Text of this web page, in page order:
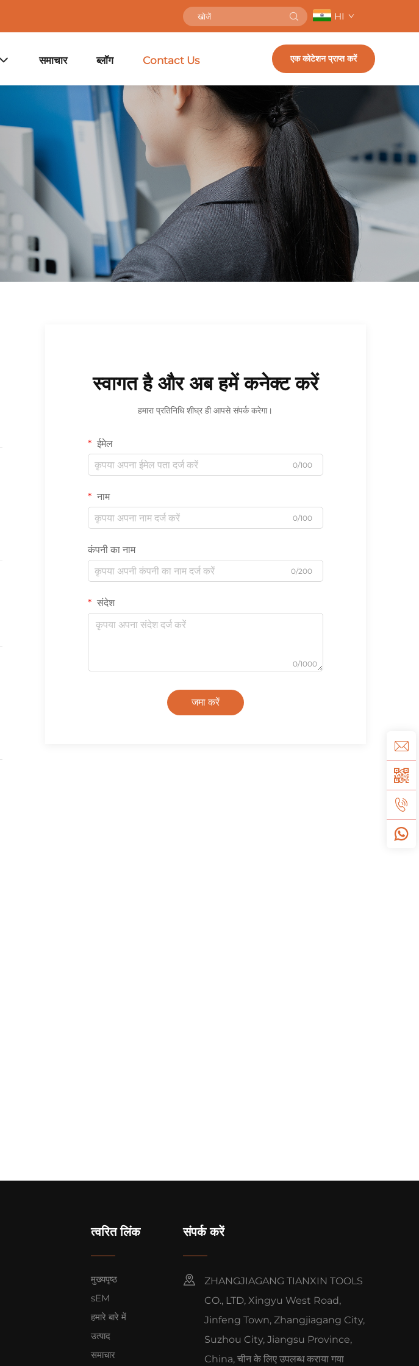
HI
समाचार ब्लॉग Contact Us एक कोटेशन प्राप्त करें
स्वागत है और अब हमें कनेक्ट करें
हमारा प्रतिनिधि शीघ्र ही आपसे संपर्क करेगा।
ईमेल
0/100
नाम
0/100
कंपनी का नाम
0/200
संदेश
0/1000
जमा करें
त्वरित लिंक
मुख्यपृष्ठ
sEM
हमारे बारे में
उत्पाद
समाचार
संपर्क करें
ZHANGJIAGANG TIANXIN TOOLS
CO., LTD, Xingyu West Road,
Jinfeng Town, Zhangjiagang City,
Suzhou City, Jiangsu Province,
China, चीन के लिए उपलब्ध कराया गया